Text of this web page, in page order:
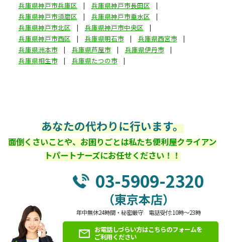
兵庫県神戸市兵庫区
兵庫県神戸市長田区
兵庫県神戸市須磨区
兵庫県神戸市垂水区
兵庫県神戸市北区
兵庫県神戸市中央区
兵庫県神戸市西区
兵庫県明石市
兵庫県西宮市
兵庫県洲本市
兵庫県芦屋市
兵庫県伊丹市
兵庫県相生市
兵庫県たつの市
あなたの代わりに行います。
面倒くさいことや、お困りごとは私たち便利屋クライアン
トパートナーズにお任せください！！
03-5909-2320
（東京本店）
年中無休24時間・秘密厳守 電話受付:10時～23時
お電話しづらい方はこちらのフォームを
ご利用ください